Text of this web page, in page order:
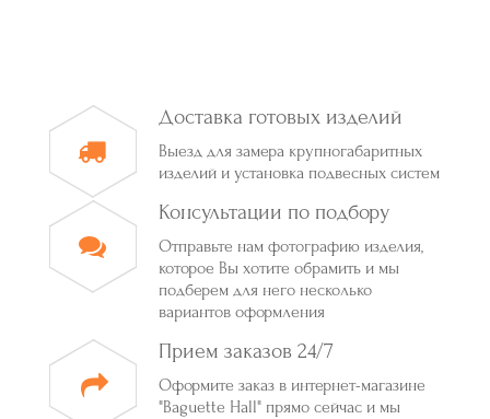
Доставка готовых изделий
Выезд для замера крупногабаритных
изделий и установка подвесных систем
Консультации по подбору
Отправьте нам фотографию изделия,
которое Вы хотите обрамить и мы
подберем для него несколько
вариантов оформления
Прием заказов 24/7
Оформите заказ в интернет-магазине
"Baguette Hall" прямо сейчас и мы